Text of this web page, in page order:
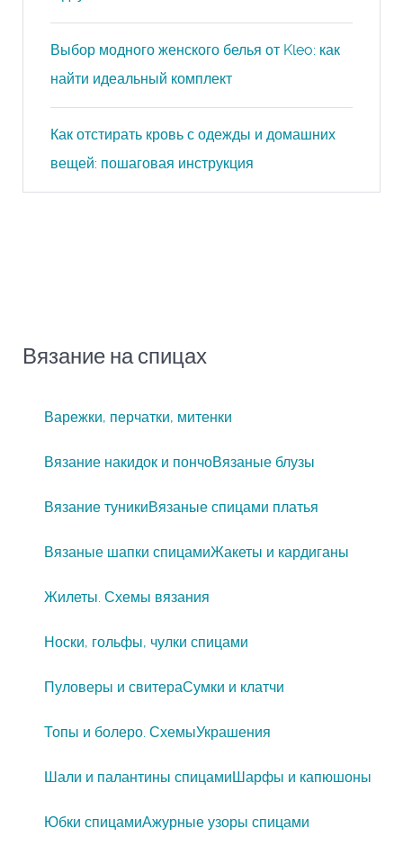
Выбор модного женского белья от Kleo: как
найти идеальный комплект
Как отстирать кровь с одежды и домашних
вещей: пошаговая инструкция
Вязание на спицах
Варежки, перчатки, митенки
Вязание накидок и пончоВязаные блузы
Вязание туникиВязаные спицами платья
Вязаные шапки спицамиЖакеты и кардиганы
Жилеты. Схемы вязания
Носки, гольфы, чулки спицами
Пуловеры и свитераСумки и клатчи
Топы и болеро. СхемыУкрашения
Шали и палантины спицамиШарфы и капюшоны
Юбки спицамиАжурные узоры спицами